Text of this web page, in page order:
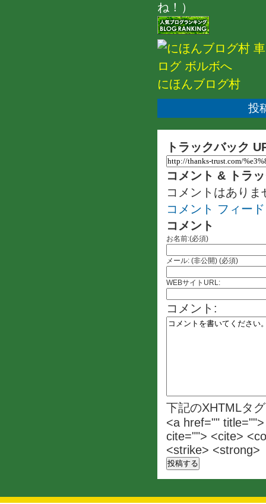
ね！）
にほんブログ村
投
トラックバック
コメント & トラ
コメントはありま
コメント フィード
コメント
お名前:(必須)
メール: (非公開) (必須)
WEBサイトURL:
コメント:
下記のXHTMLタ
<a href=""
cite=""> <cite>
<strike> <strong>